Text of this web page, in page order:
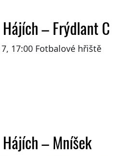
– Frýdlant C
17:00 Fotbalové hřiště
– Mníšek